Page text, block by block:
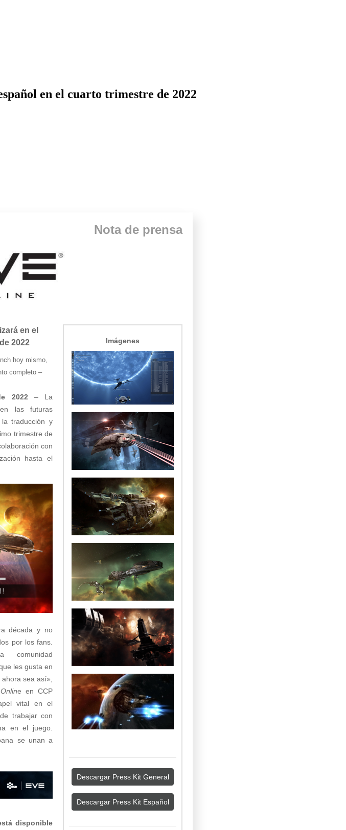
en el cuarto trimestre de 2022
Nota de prensa
en el
2022
hoy mismo,
completo –
2022 – La
las futuras
traducción y
trimestre de
con
hasta el
década y no
por los fans.
comunidad
les gusta en
sea así»,
e en CCP
vital en el
trabajar con
en el juego.
se unan a
disponible
Imágenes
Descargar Press Kit General
Descargar Press Kit Español